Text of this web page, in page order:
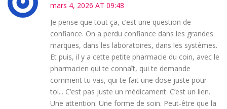
mars 4, 2026 AT 09:48
Je pense que tout ça, c’est une question de
confiance. On a perdu confiance dans les grandes
marques, dans les laboratoires, dans les systèmes.
Et puis, il y a cette petite pharmacie du coin, avec le
pharmacien qui te connaît, qui te demande
comment tu vas, qui te fait une dose juste pour
toi... C’est pas juste un médicament. C’est un lien.
Une attention. Une forme de soin. Peut-être que la